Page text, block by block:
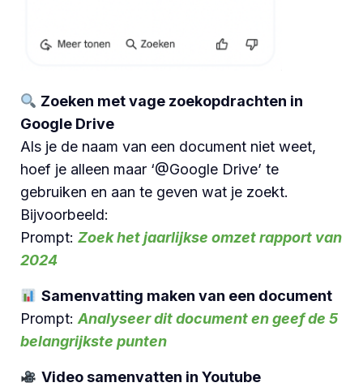
Zoeken met vage zoekopdrachten in
Google Drive
Als je de naam van een document niet weet,
hoef je alleen maar ‘@Google Drive’ te
gebruiken en aan te geven wat je zoekt.
Bijvoorbeeld:
Prompt: Zoek het jaarlijkse omzet rapport van
2024
Samenvatting maken van een document
Prompt:Analyseer dit document en geef de 5
belangrijkste punten
Video samenvatten in Youtube